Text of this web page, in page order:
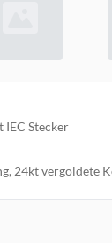
IEC Stecker
24kt vergoldete